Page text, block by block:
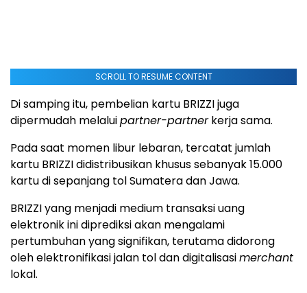
SCROLL TO RESUME CONTENT
Di samping itu, ⁠pembelian kartu BRIZZI juga
dipermudah melaluipartner-partnerkerja sama.
Pada saat momen libur lebaran, tercatat jumlah
kartu BRIZZI didistribusikan khusus sebanyak 15.000
kartu di sepanjang tol Sumatera dan Jawa.
BRIZZI yang menjadi medium transaksi uang
elektronik ini diprediksi akan mengalami
pertumbuhan yang signifikan, terutama didorong
oleh elektronifikasi jalan tol dan digitalisasimerchant
lokal.